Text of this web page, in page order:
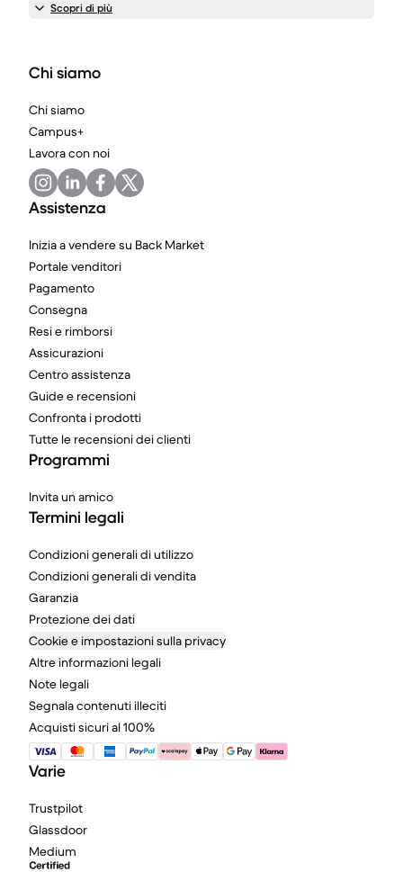
Scopri di più
Chi siamo
Chi siamo
Campus+
Lavora con noi
Assistenza
Inizia a vendere su Back Market
Portale venditori
Pagamento
Consegna
Resi e rimborsi
Assicurazioni
Centro assistenza
Guide e recensioni
Confronta i prodotti
Tutte le recensioni dei clienti
Programmi
Invita un amico
Termini legali
Condizioni generali di utilizzo
Condizioni generali di vendita
Garanzia
Protezione dei dati
Cookie e impostazioni sulla privacy
Altre informazioni legali
Note legali
Segnala contenuti illeciti
Acquisti sicuri al 100%
Varie
Trustpilot
Glassdoor
Medium